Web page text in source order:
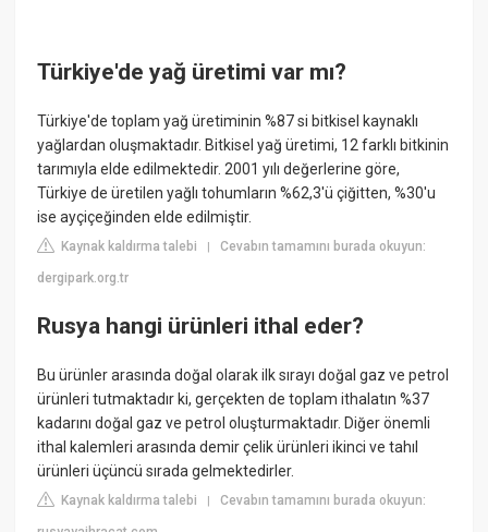
Türkiye'de yağ üretimi var mı?
Türkiye'de toplam yağ üretiminin %87 si bitkisel kaynaklı
yağlardan oluşmaktadır. Bitkisel yağ üretimi, 12 farklı bitkinin
tarımıyla elde edilmektedir. 2001 yılı değerlerine göre,
Türkiye de üretilen yağlı tohumların %62,3'ü çiğitten, %30'u
ise ayçiçeğinden elde edilmiştir.
Kaynak kaldırma talebi |Cevabın tamamını burada okuyun:
dergipark.org.tr
Rusya hangi ürünleri ithal eder?
Bu ürünler arasında doğal olarak ilk sırayı doğal gaz ve petrol
ürünleri tutmaktadır ki, gerçekten de toplam ithalatın %37
kadarını doğal gaz ve petrol oluşturmaktadır. Diğer önemli
ithal kalemleri arasında demir çelik ürünleri ikinci ve tahıl
ürünleri üçüncü sırada gelmektedirler.
Kaynak kaldırma talebi |Cevabın tamamını burada okuyun: